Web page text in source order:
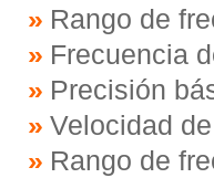
Rango de
Frecuencia
Precisión
Velocidad
Rango de